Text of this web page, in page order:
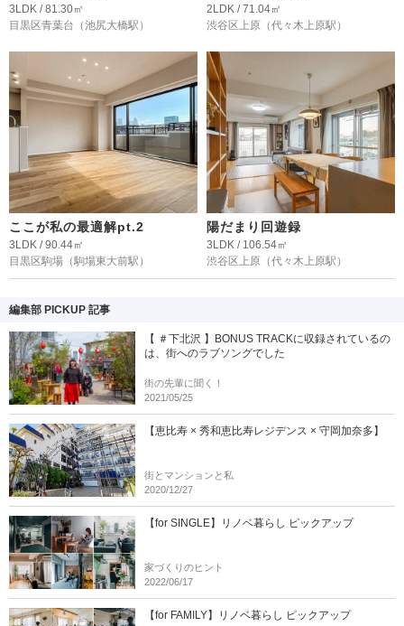
3LDK / 81.30㎡
目黒区青葉台 （池尻大橋駅）
2LDK / 71.04㎡
渋谷区上原 （代々木上原駅）
ここが私の最適解pt.2
3LDK / 90.44㎡
目黒区駒場 （駒場東大前駅）
陽だまり回遊録
3LDK / 106.54㎡
渋谷区上原 （代々木上原駅）
編集部 PICKUP 記事
【 ＃下北沢 】BONUS TRACKに収録されているの
は、街へのラブソングでした
街の先輩に聞く！
2021/05/25
【恵比寿 × 秀和恵比寿レジデンス × 守岡加奈多】
街とマンションと私
2020/12/27
【for SINGLE】リノベ暮らし ピックアップ
家づくりのヒント
2022/06/17
【for FAMILY】リノベ暮らし ピックアップ